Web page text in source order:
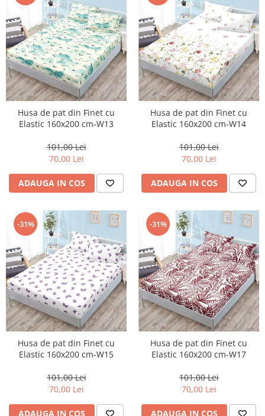
Husa de pat din Finet cu
Elastic 160x200 cm-W13
101,00 Lei
70,00 Lei
ADAUGA IN COS
Husa de pat din Finet cu
Elastic 160x200 cm-W14
101,00 Lei
70,00 Lei
ADAUGA IN COS
-31%
Husa de pat din Finet cu
Elastic 160x200 cm-W15
101,00 Lei
70,00 Lei
ADAUGA IN COS
-31%
Husa de pat din Finet cu
Elastic 160x200 cm-W17
101,00 Lei
70,00 Lei
ADAUGA IN COS